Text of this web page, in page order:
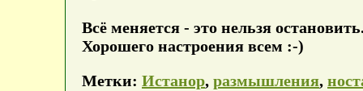
Всё меняется - это нельзя
Хорошего настроения всем :-)
Метки: Истанор, размышления,